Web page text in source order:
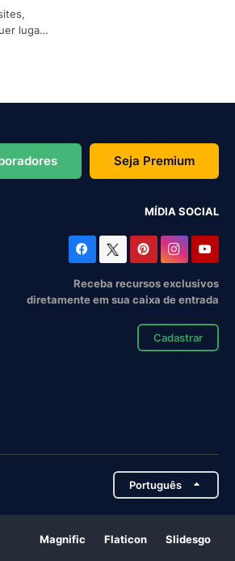
lugar
Seja Premium
MÍDIA SOCIAL
Receba recursos exclusivos
diretamente em sua caixa de entrada
Cadastrar
Português
Magnific Flaticon Slidesgo